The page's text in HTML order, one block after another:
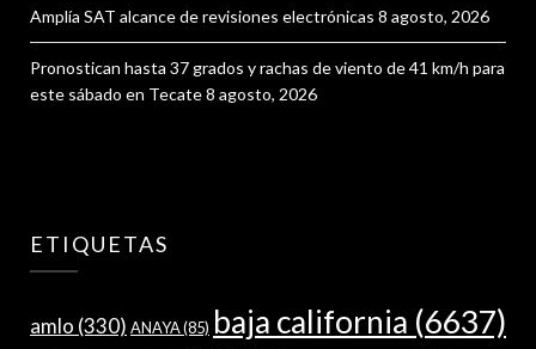
Amplía SAT alcance de revisiones electrónicas 8 agosto, 2026
Pronostican hasta 37 grados y rachas de viento de 41 km/h para
este sábado en Tecate8 agosto, 2026
ETIQUETAS
amlo (330) ANAYA(85) baja california (6637)